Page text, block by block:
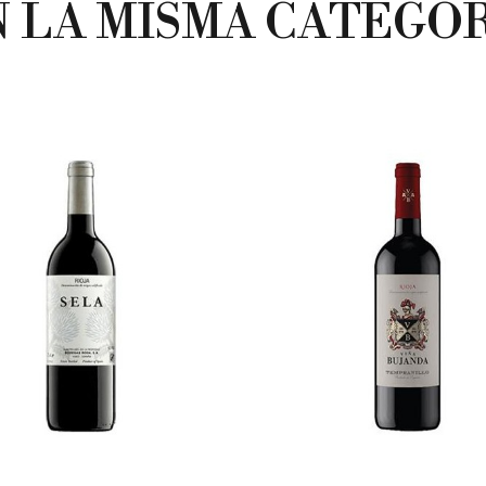
LA MISMA